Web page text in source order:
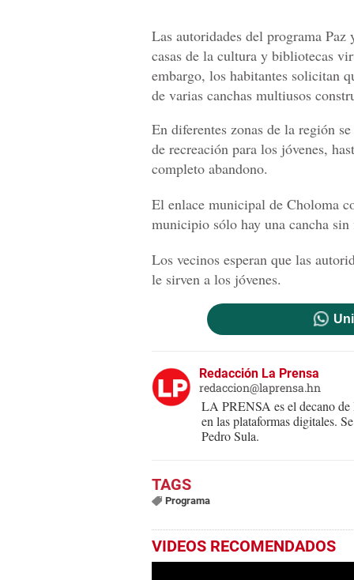
Las autoridades del programa
casas de la cultura y bibliotecas
embargo, los habitantes solicitan
de varias canchas multiusos
En diferentes zonas de la región
de recreación para los jóvenes,
completo abandono.
El enlace municipal de Choloma
municipio sólo hay una cancha sin
Los vecinos esperan que las
le sirven a los jóvenes.
Redacción La Prensa
redaccion@laprensa.hn
LA PRENSA es el decano de
en las plataformas digitales.
Pedro Sula.
Programa
VIDEOS RECOMENDADOS